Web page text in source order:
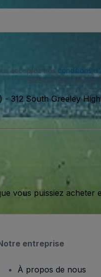
acceptez nos conditions
SMS de notre part et
- 312 South Greeley
vous puissiez acheter
entreprise
À propos de nous